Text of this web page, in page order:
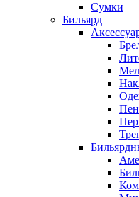
Сумки
Бильярд
Мел